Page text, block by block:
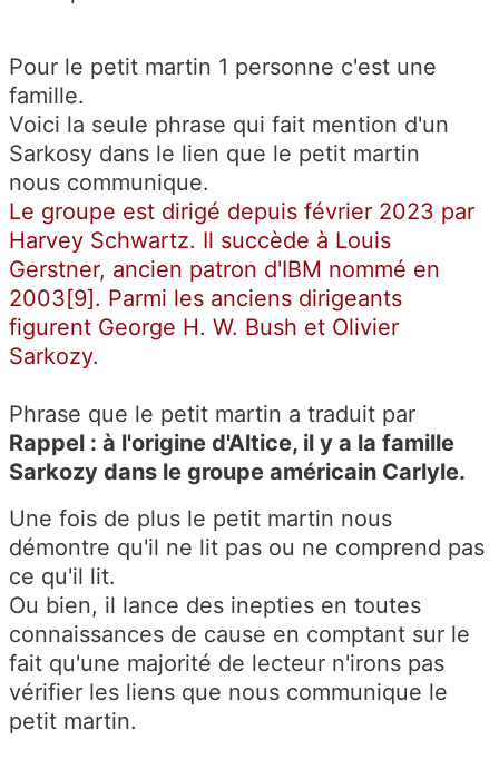
Pour le petit martin 1 personne c'est une
famille.
Voici la seule phrase qui fait mention d'un
Sarkosy dans le lien que le petit martin
nous communique.
Le groupe est dirigé depuis février 2023 par
Harvey Schwartz. Il succède à Louis
Gerstner, ancien patron d'IBM nommé en
2003[9]. Parmi les anciens dirigeants
figurent George H. W. Bush et Olivier
Sarkozy.
Phrase que le petit martin a traduit par
Rappel : à l'origine d'Altice, il y a la famille
Sarkozy dans le groupe américain Carlyle.
Une fois de plus le petit martin nous
démontre qu'il ne lit pas ou ne comprend pas
ce qu'il lit.
Ou bien, il lance des inepties en toutes
connaissances de cause en comptant sur le
fait qu'une majorité de lecteur n'irons pas
vérifier les liens que nous communique le
petit martin.